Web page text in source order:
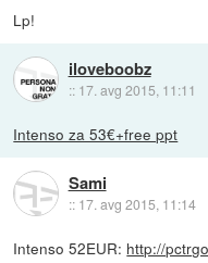
Lp!
iloveboobz
:: 17. avg 2015, 11:11
Intenso za 53€+free ppt
Sami
:: 17. avg 2015, 11:14
Intenso 52EUR: http://